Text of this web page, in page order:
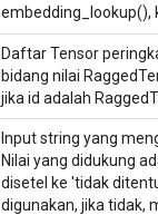
embedding_lookup(),
Daftar Tensor
bidang nilai
jika id adalah
Input string yang
Nilai yang didukung
disetel ke 'tidak
digunakan, jika tidak,